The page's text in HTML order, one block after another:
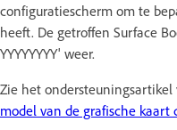
configuratiescherm om te
heeft. De getroffen Surface
YYYYYYYY' weer.
Zie het ondersteuningsartikel
model van de grafische kaart